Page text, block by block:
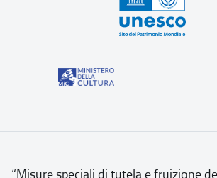
“Misure speciali di tutela e fruizione